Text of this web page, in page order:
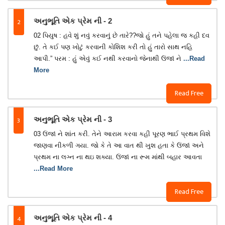
2 અનુભૂતિ એક પ્રેમ ની - 2
Read Free
02 પિયુષ : હવે શું નવું કરવાનું છે તારે??જો હું તને પહેલા જ કહી દવ
છું. તે કઈ પણ ખોટું કરવાની કોશિશ કરી તો હું તારો સાથ નહિ
આપી.” પરમ : હું એવું કઈ નથી કરવાનો જેનાથી ઉંજાં ને ...Read
More
3 અનુભૂતિ એક પ્રેમ ની - 3
Read Free
03 ઉંજાં ને શાંત કરી. તેને આરામ કરવા કહી પૂરણ ભાઈ પ્રથમ વિશે
જાણવા નીકળી ગયા. જો કે તે આ વાત થી ખુશ હતા કે ઉંજાં અને
પ્રથમ ના લગ્ન ના થઇ શક્યા. ઉંજાં ના રૂમ માંથી બહાર આવતા
...Read More
4 અનુભૂતિ એક પ્રેમ ની - 4